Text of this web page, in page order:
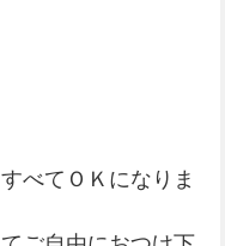
べてＯＫになりま